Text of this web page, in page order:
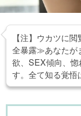
【注】ウカツに
全暴露≫あなたが
欲、SEX傾向、惚
す。全て知る覚悟